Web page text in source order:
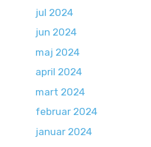
jul 2024
jun 2024
maj 2024
april 2024
mart 2024
februar 2024
januar 2024